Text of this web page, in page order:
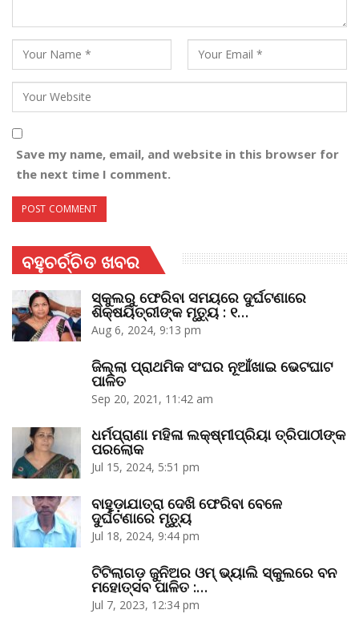
Save my name, email, and website in this browser for
the next time I comment.
ବହୁଚର୍ଚ୍ଚିତ ଖବର
ସ୍କୁଲରୁ ଫେରିବା ସମୟରେ ଦୁର୍ଘଟଣାରେ
ଶିକ୍ଷୟିତ୍ରୀଙ୍କ ମୃତ୍ୟୁ : ୧…
Aug 6, 2024, 9:13 pm
ଜିଲ୍ଲା ପ୍ରାଥମିକ ସଂଘର ନୂଆଁଖାଇ ଭେଟଘାଟ
ପାଳିତ
Sep 20, 2021, 11:42 am
ଧର୍ମପ୍ରାଣା ମହିଳା ଲକ୍ଷ୍ମୀପ୍ରିୟା ତ୍ରିପାଠୀଙ୍କ
ପରଲୋକ
Jul 15, 2024, 5:51 pm
ବାହୁଡ଼ାଯାତ୍ରା ଦେଖି ଫେରିବା ବେଳେ
ଦୁର୍ଘଟଣାରେ ମୃତ୍ୟୁ
Jul 18, 2024, 9:44 pm
ଟିଟିଲାଗଡ଼ ଜୁନିଅର ଓମ୍‌ ଭ୍ୟାଲି ସ୍କୁଲରେ ବନ
ମହୋତ୍ସବ ପାଳିତ :…
Jul 7, 2023, 12:34 pm